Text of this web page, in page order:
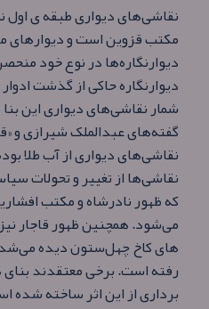
نقاشی‌های دیواری طبقه ی اول
مکتب قزوین است و دیوارهای
دیوارنگاره‌ها در نوع خود
دیوارنگاره حاکی از گذشت
شمار نقاشی‌های دیواری این
گفته‌های عبدالملک شیرازی و
نقاشی‌های دیواری از آب طلا
نقاشی‌ها از تغییر و تحولات
که ظهور نادرشاه و مکتب
می‌شود. همچنین ظهور قاجار
های کاخ چهل‌ستون دیده می‌شد
رفته‌ است. برخی معتقدند
برداری از این اثر ساخته شده‌